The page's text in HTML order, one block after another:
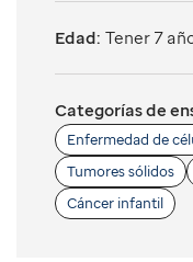
Edad: Tener 7
Categorías de
Enfermedad de
Tumores sólidos
Cáncer infantil